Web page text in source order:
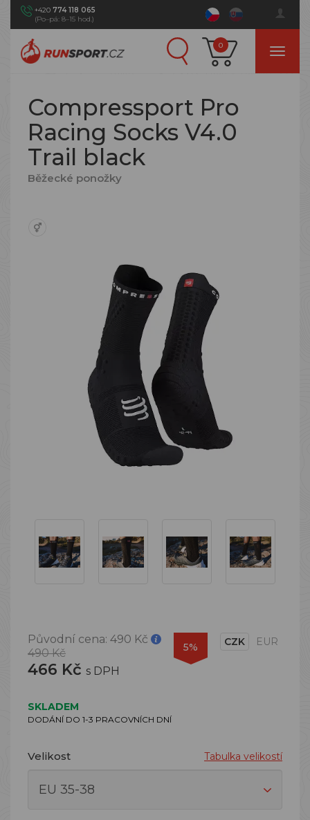
+420 774 118 065
(Po–pá: 8–15 hod.)
0
Compressport Pro
Racing Socks V4.0
Trail black
Běžecké ponožky
Původní cena: 490 Kč
490 Kč
466 Kč s DPH
5% CZK EUR
SKLADEM
DODÁNÍ DO 1-3 PRACOVNÍCH DNÍ
Velikost Tabulka velikostí